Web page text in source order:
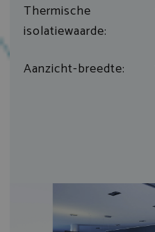
Thermische
isolatiewaarde:
Aanzicht-breedte: